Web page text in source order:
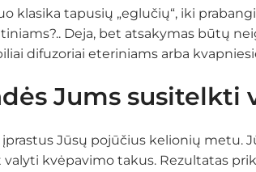
klasika tapusių „eglučių“, iki
Deja, bet atsakymas būtų
difuzoriai eteriniams arba
Jums susitelkti
Jūsų pojūčius kelionių metu.
kvėpavimo takus. Rezultatas